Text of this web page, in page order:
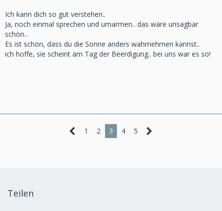
Ich kann dich so gut verstehen..
Ja, noch einmal sprechen und umarmen.. das wäre unsagbar
schön..
Es ist schön, dass du die Sonne anders wahrnehmen kannst..
ich hoffe, sie scheint am Tag der Beerdigung.. bei uns war es so!
1 2 3 4 5
Teilen